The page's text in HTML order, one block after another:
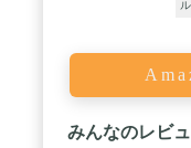
みんなのレビ